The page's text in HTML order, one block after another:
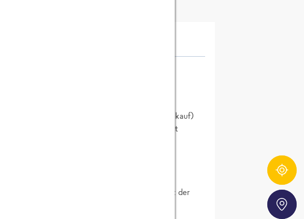
das Materialmanagement (neudeutsch für: Einkauf)
für Croûtons und Cremesuppe leicht
einen ganz guten Controller und deshalb hat der
an Suppe bestellt.
Zutatentracker
Storefinder